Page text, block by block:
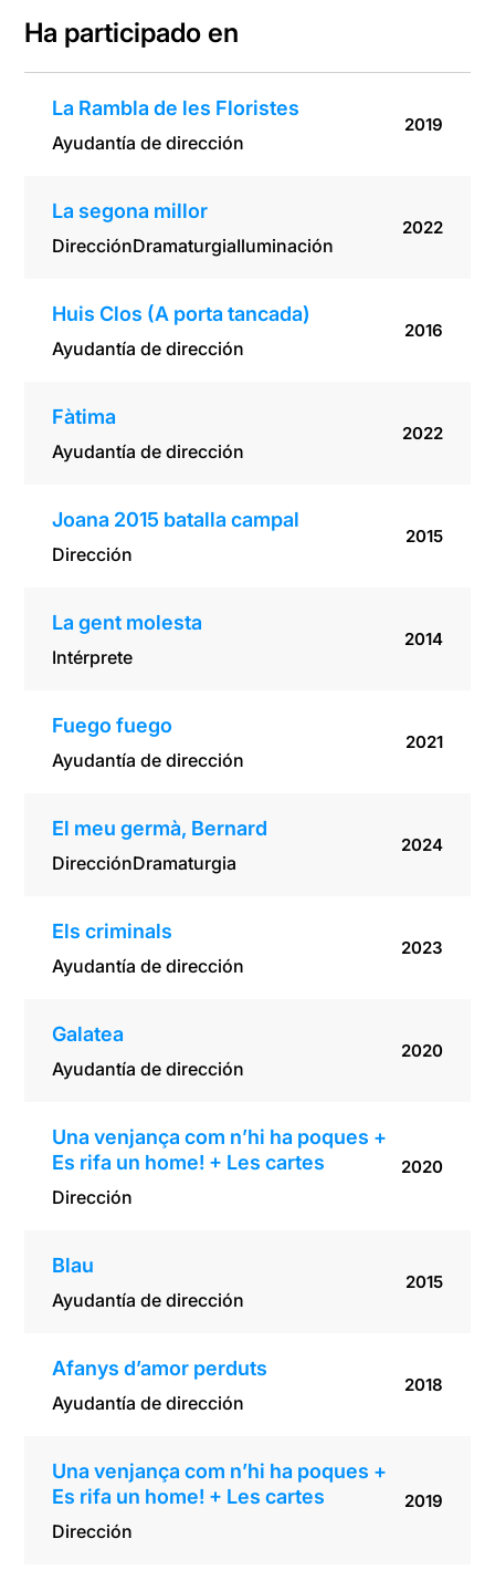
Ha participado en
La Rambla de les Floristes
Ayudantía de dirección
2019
La segona millor
DirecciónDramaturgiaIluminación
2022
Huis Clos (A porta tancada)
Ayudantía de dirección
2016
Fàtima
Ayudantía de dirección
2022
Joana 2015 batalla campal
Dirección
2015
La gent molesta
Intérprete
2014
Fuego fuego
Ayudantía de dirección
2021
El meu germà, Bernard
DirecciónDramaturgia
2024
Els criminals
Ayudantía de dirección
2023
Galatea
Ayudantía de dirección
2020
Una venjança com n’hi ha poques +
Es rifa un home! + Les cartes
Dirección
2020
Blau
Ayudantía de dirección
2015
Afanys d’amor perduts
Ayudantía de dirección
2018
Una venjança com n’hi ha poques +
Es rifa un home! + Les cartes
Dirección
2019